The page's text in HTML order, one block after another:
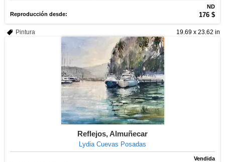
ND
Reproducción desde:
176 $
19.69 x 23.62 in
Pintura
Reflejos, Almuñecar
Lydia Cuevas Posadas
Vendida